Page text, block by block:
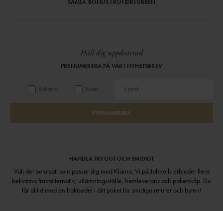
SAMLA BONUS I KUNDKLUBBEN
Håll dig uppdaterad
PRENUMERERA PÅ VÅRT NYHETSBREV
Kvinna Man
PRENUMERERA
HANDLA TRYGGT OCH SMIDIGT
Välj det betalsätt som passar dig med Klarna. Vi på Johnells erbjuder flera
bekväma fraktalternativ; utlämningsställe, hemleverans och paketskåp. Du
får alltid med en fraktsedel i ditt paket för smidiga returer och byten!